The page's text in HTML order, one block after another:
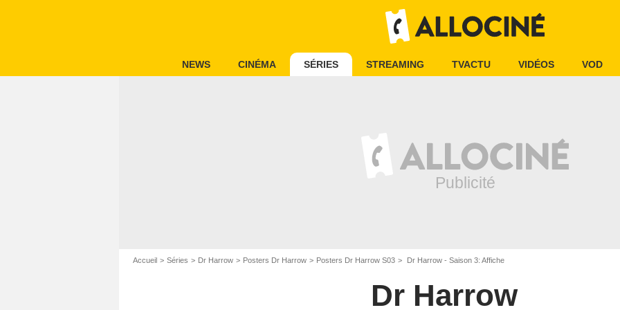
NEWS CINÉMA SÉRIES STREAMING TVACTU VIDÉOS VOD
Accueil Séries Dr Harrow Posters Dr Harrow Posters Dr Harrow S03 Dr Harrow - Saison 3: Affiche
Dr Harrow